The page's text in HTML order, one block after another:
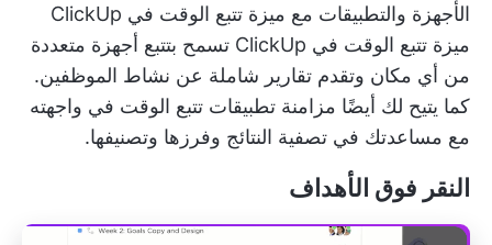
الأجهزة والتطبيقات مع ميزة تتبع الوقت في ClickUp
ميزة تتبع الوقت في ClickUp
تسمح بتتبع أجهزة متعددة
من أي مكان وتقدم تقارير شاملة عن نشاط الموظفين.
كما يتيح لك أيضًا مزامنة تطبيقات تتبع الوقت في واجهته
مع مساعدتك في تصفية النتائج وفرزها وتصنيفها.
النقر فوق الأهداف